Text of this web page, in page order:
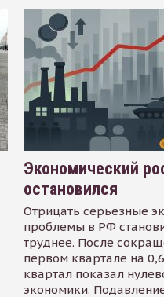
Экономический
остановился
Отрицать серьезные
проблемы в РФ
труднее. После
первом квартале на
квартал показал
экономики.